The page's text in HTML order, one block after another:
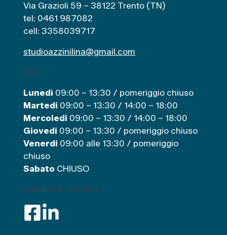
e
Via Grazioli 59 – 38122 Trento (TN)
tel: 0461 987082
cell: 3358039717
studioazzinilina@gmail.com
Orari
Lunedì 09:00 – 13:30 / pomeriggio chiuso
Martedi 09:00 – 13:30 / 14:00 – 18:00
Mercoledi 09:00 – 13:30 / 14:00 – 18:00
Giovedi 09:00 – 13:30 / pomeriggio chiuso
Venerdi 09:00 alle 13:30 / pomeriggio
chiuso
Sabato CHIUSO
restiamo in contatto